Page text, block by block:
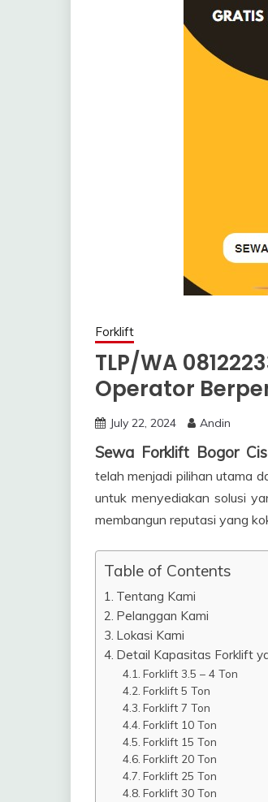
Forklift
TLP/WA
Operator
July 22, 2024 Andin
Sewa Forklift Bogor
telah menjadi pilihan utama
untuk menyediakan solusi
membangun reputasi yang
Table of Contents
Tentang Kami
Pelanggan Kami
Lokasi Kami
Detail Kapasitas Forklift
Forklift 3.5 – 4 Ton
Forklift 5 Ton
Forklift 7 Ton
Forklift 10 Ton
Forklift 15 Ton
Forklift 20 Ton
Forklift 25 Ton
Forklift 30 Ton